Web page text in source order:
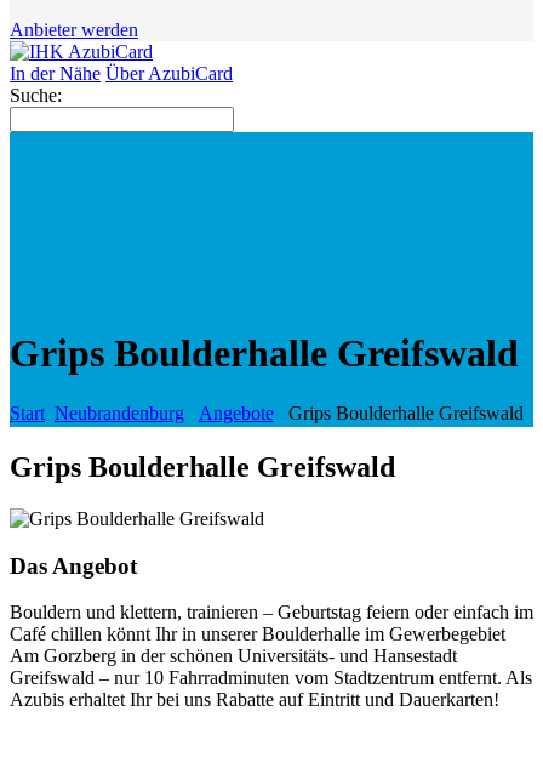
Anbieter werden
In der Nähe Über AzubiCard
Suche:
Grips Boulderhalle Greifswald
Start Neubrandenburg Angebote Grips Boulderhalle Greifswald
Grips Boulderhalle Greifswald
Das Angebot
Bouldern und klettern, trainieren – Geburtstag feiern oder einfach im
Café chillen könnt Ihr in unserer Boulderhalle im Gewerbegebiet
Am Gorzberg in der schönen Universitäts- und Hansestadt
Greifswald – nur 10 Fahrradminuten vom Stadtzentrum entfernt. Als
Azubis erhaltet Ihr bei uns Rabatte auf Eintritt und Dauerkarten!